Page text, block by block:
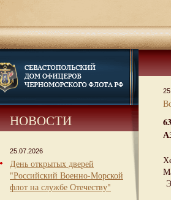
НОВОСТИ
25.07.2026
День открытых дверей
"Российский Военно-Морской
флот на службе Отечеству"